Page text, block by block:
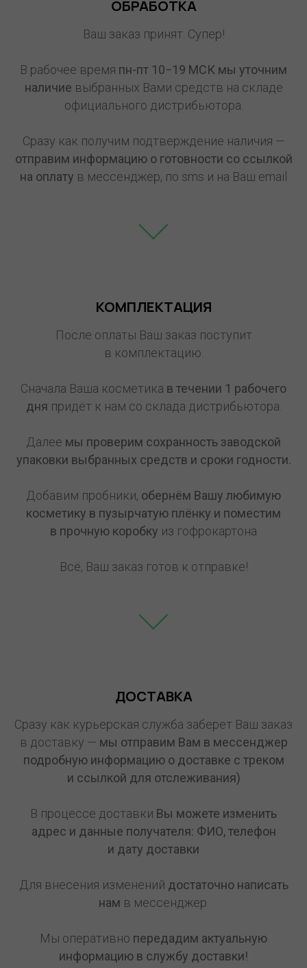
ОБРАБОТКА
Ваш заказ принят. Супер!
В рабочее время пн-пт 10−19 МСК мы уточним
наличие выбранных Вами средств на складе
официального дистрибьютора.
Сразу как получим подтверждение наличия —
отправим информацию о готовности со ссылкой
на оплату в мессенджер, по sms и на Ваш email
КОМПЛЕКТАЦИЯ
После оплаты Ваш заказ поступит
в комплектацию.
Сначала Ваша косметика в течении 1 рабочего
дня придёт к нам со склада дистрибьютора.
Далее мы проверим сохранность заводской
упаковки выбранных средств и сроки годности.
Добавим пробники, обернём Вашу любимую
косметику в пузырчатую плёнку и поместим
в прочную коробку из гофрокартона
Всё, Ваш заказ готов к отправке!
ДОСТАВКА
Сразу как курьерская служба заберет Ваш заказ
в доставку — мы отправим Вам в мессенджер
подробную информацию о доставке с треком
и ссылкой для отслеживания)
В процессе доставки Вы можете изменить
адрес и данные получателя: ФИО, телефон
и дату доставки
Для внесения изменений достаточно написать
нам в мессенджер.
Мы оперативно передадим актуальную
информацию в службу доставки!